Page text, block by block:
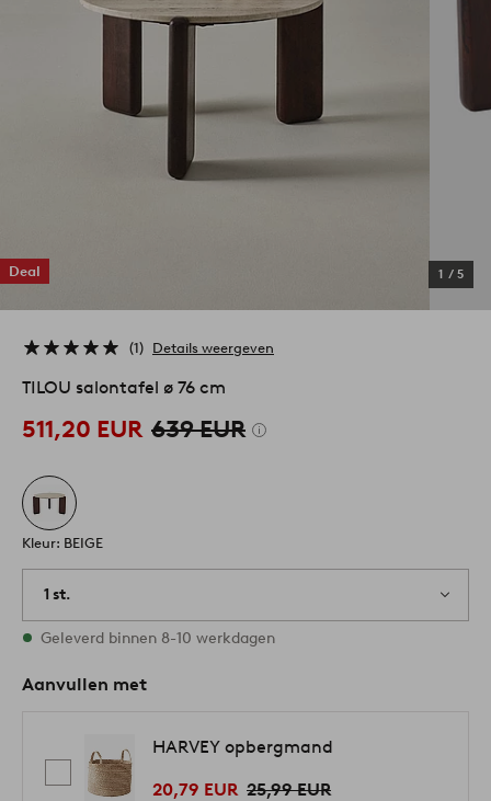
Deal 1 / 5
1 Details weergeven
TILOU salontafel ø 76 cm
511,20 EUR 639 EUR
Kleur: BEIGE
1 st.
Op voorraad
Geleverd binnen 8-10 werkdagen
Aanvullen met
HARVEY opbergmand
20,79 EUR 25,99 EUR